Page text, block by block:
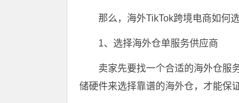
那么，海外TikTok跨境电商如何
1、选择海外仓单服务供应商
卖家先要找一个合适的海外仓服
储硬件来选择靠谱的海外仓，才能保